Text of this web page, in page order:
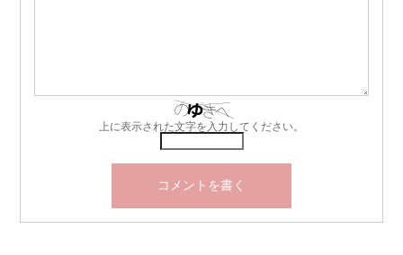
上に表示された文字を入力してください。